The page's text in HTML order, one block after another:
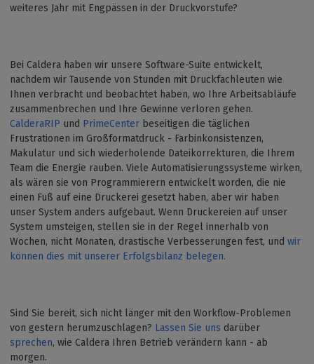
weiteres Jahr mit Engpässen in der Druckvorstufe?
Bei Caldera haben wir unsere Software-Suite entwickelt,
nachdem wir Tausende von Stunden mit Druckfachleuten wie
Ihnen verbracht und beobachtet haben, wo Ihre Arbeitsabläufe
zusammenbrechen und Ihre Gewinne verloren gehen.
CalderaRIP und PrimeCenter beseitigen die täglichen
Frustrationen im Großformatdruck - Farbinkonsistenzen,
Makulatur und sich wiederholende Dateikorrekturen, die Ihrem
Team die Energie rauben. Viele Automatisierungssysteme wirken,
als wären sie von Programmierern entwickelt worden, die nie
einen Fuß auf eine Druckerei gesetzt haben, aber wir haben
unser System anders aufgebaut. Wenn Druckereien auf unser
System umsteigen, stellen sie in der Regel innerhalb von
Wochen, nicht Monaten, drastische Verbesserungen fest, und wir
können dies mit unserer Erfolgsbilanz belegen.
Sind Sie bereit, sich nicht länger mit den Workflow-Problemen
von gestern herumzuschlagen? Lassen Sie uns darüber
sprechen, wie Caldera Ihren Betrieb verändern kann - ab
morgen.